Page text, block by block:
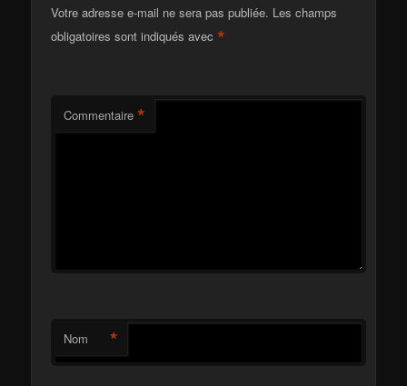
Votre adresse e-mail ne sera pas publiée. Les champs
obligatoires sont indiqués avec*
Commentaire *
Nom *